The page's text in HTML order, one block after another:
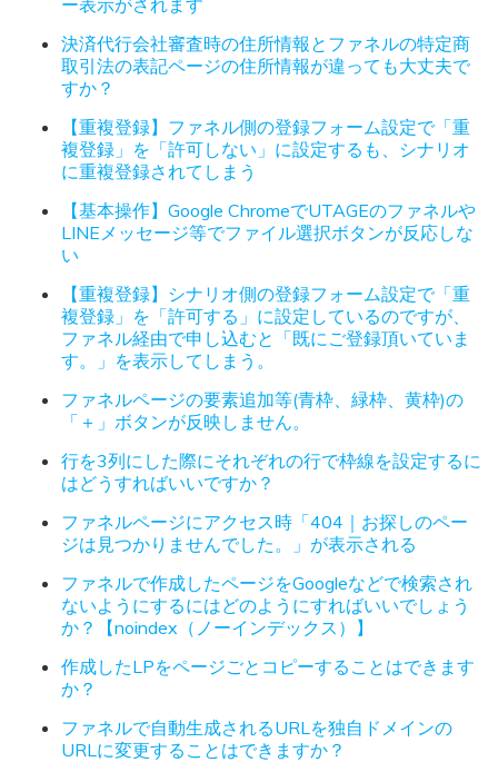
決済代行会社審査時の住所情報とファネルの特定商
取引法の表記ページの住所情報が違っても大丈夫で
すか？
【重複登録】ファネル側の登録フォーム設定で「重
複登録」を「許可しない」に設定するも、シナリオ
に重複登録されてしまう
【基本操作】Google ChromeでUTAGEのファネルや
LINEメッセージ等でファイル選択ボタンが反応しな
い
【重複登録】シナリオ側の登録フォーム設定で「重
複登録」を「許可する」に設定しているのですが、
ファネル経由で申し込むと「既にご登録頂いていま
す。」を表示してしまう。
ファネルページの要素追加等(青枠、緑枠、黄枠)の
「＋」ボタンが反映しません。
行を3列にした際にそれぞれの行で枠線を設定するに
はどうすればいいですか？
ファネルページにアクセス時「404｜お探しのペー
ジは見つかりませんでした。」が表示される
ファネルで作成したページをGoogleなどで検索され
ないようにするにはどのようにすればいいでしょう
か？【noindex（ノーインデックス）】
作成したLPをページごとコピーすることはできます
か？
ファネルで自動生成されるURLを独自ドメインの
URLに変更することはできますか？